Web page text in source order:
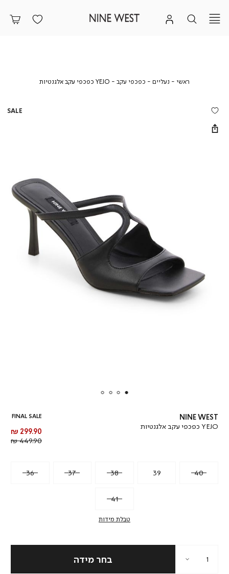
ראשי ראשינעליים נעליים
כפכפי עקב כפכפי
YEJO כפכפי עקב אלגנטיות
YEJO
NINE WEST
YEJO כפכפי עקב אלגנטיות
FINAL SALE
מחיר
מוצר
299.90 ₪
449.90 ₪
36 37 38 39 40
41
טבלת מידות
SALE